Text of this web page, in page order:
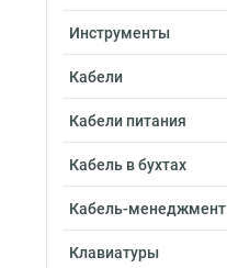
Инструменты
Кабели
Кабели питания
Кабель в бухтах
Кабель-менеджмент
Клавиатуры